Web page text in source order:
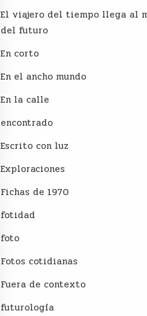
El viajero del tiempo llega al
del futuro
En corto
En el ancho mundo
En la calle
encontrado
Escrito con luz
Exploraciones
Fichas de 1970
fotidad
foto
Fotos cotidianas
Fuera de contexto
futurología